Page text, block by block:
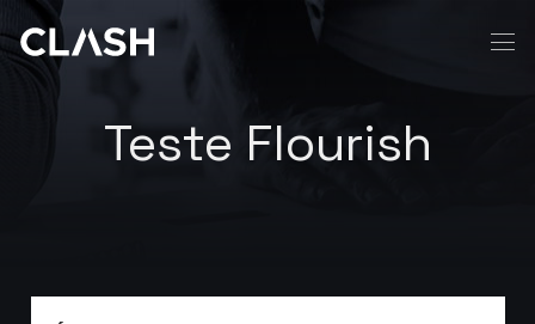
Teste Flourish